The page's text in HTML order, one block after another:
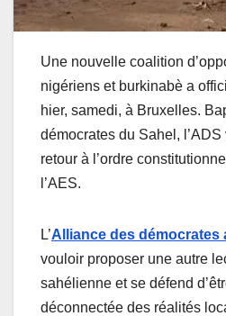
Une nouvelle coalition
nigériens et burkinabè a
hier, samedi, à Bruxelles.
démocrates du Sahel,
retour à l’ordre
l’AES.
L’Alliance des démocrates
vouloir proposer une autre
sahélienne et se défend
déconnectée des réalités